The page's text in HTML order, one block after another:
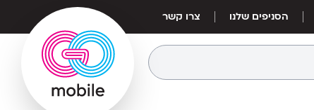
הסניפים שלנו צרו קשר